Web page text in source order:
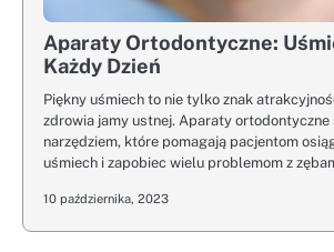
Aparaty Ortodontyczne:
Każdy Dzień
Piękny uśmiech to nie tylko znak
zdrowia jamy ustnej. Aparaty ortodontyczne
narzędziem, które pomagają pacjentom
uśmiech i zapobiec wielu problemom z
10 października, 2023